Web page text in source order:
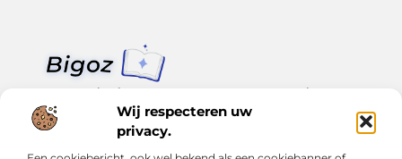
Wij respecteren uw
privacy.
Van klein nieuws tot grote trends – alles op Bigoz.nl.
Lees inspirerende blogs en artikelen over het dagelijks leven,
actualiteit en meer.